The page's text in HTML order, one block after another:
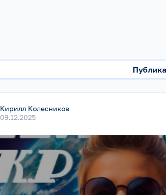
Кирилл Колесников
09.12.2025